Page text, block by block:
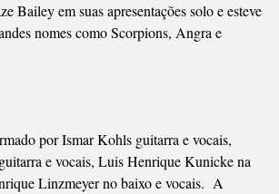
Bailey em suas apresentações solo e esteve
nomes como Scorpions, Angra e
por Ismar Kohls guitarra e vocais,
e vocais, Luis Henrique Kunicke na
Linzmeyer no baixo e vocais. A